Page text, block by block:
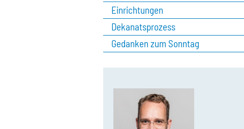
Einrichtungen
Dekanatsprozess
Gedanken zum Sonntag